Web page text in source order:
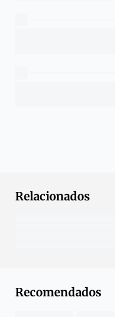
Relacionados
Recomendados